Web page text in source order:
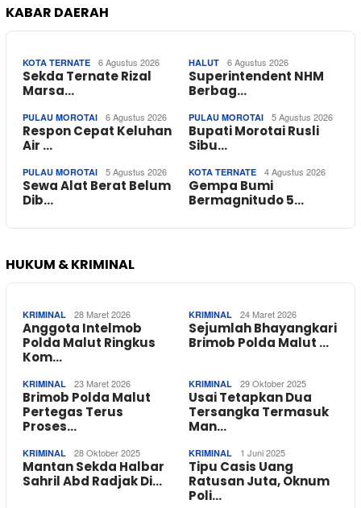
KABAR DAERAH
KOTA TERNATE 6 Agustus 2026
Sekda Ternate Rizal
Marsa…
HALUT 6 Agustus 2026
Superintendent NHM
Berbag…
PULAU MOROTAI 6 Agustus 2026
Respon Cepat Keluhan
Air …
PULAU MOROTAI 5 Agustus 2026
Bupati Morotai Rusli
Sibu…
PULAU MOROTAI 5 Agustus 2026
Sewa Alat Berat Belum
Dib…
KOTA TERNATE 4 Agustus 2026
Gempa Bumi
Bermagnitudo 5…
HUKUM & KRIMINAL
KRIMINAL 28 Maret 2026
Anggota Intelmob
Polda Malut Ringkus
Kom…
KRIMINAL 24 Maret 2026
Sejumlah Bhayangkari
Brimob Polda Malut …
KRIMINAL 23 Maret 2026
Brimob Polda Malut
Pertegas Terus
Proses…
KRIMINAL 29 Oktober 2025
Usai Tetapkan Dua
Tersangka Termasuk
Man…
KRIMINAL 28 Oktober 2025
Mantan Sekda Halbar
Sahril Abd Radjak Di…
KRIMINAL 1 Juni 2025
Tipu Casis Uang
Ratusan Juta, Oknum
Poli…